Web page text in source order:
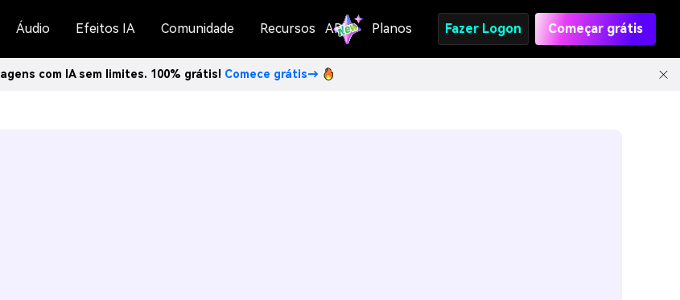
Áudio Efeitos IA Comunidade Recursos API Planos Fazer Logon Começar grátis
com IA sem limites. 100% grátis! Comece grátis→